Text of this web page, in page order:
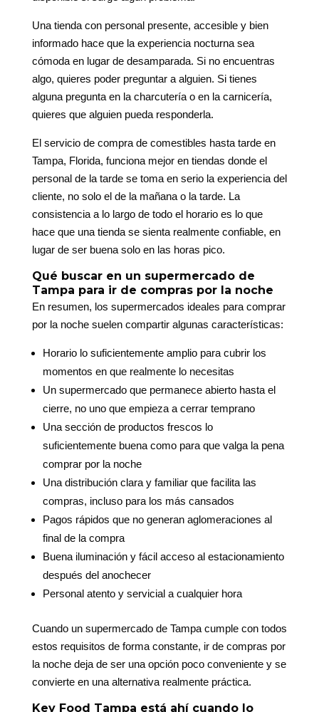
Una tienda con personal presente, accesible y bien
informado hace que la experiencia nocturna sea
cómoda en lugar de desamparada. Si no encuentras
algo, quieres poder preguntar a alguien. Si tienes
alguna pregunta en la charcutería o en la carnicería,
quieres que alguien pueda responderla.
El servicio de compra de comestibles hasta tarde en
Tampa, Florida, funciona mejor en tiendas donde el
personal de la tarde se toma en serio la experiencia del
cliente, no solo el de la mañana o la tarde. La
consistencia a lo largo de todo el horario es lo que
hace que una tienda se sienta realmente confiable, en
lugar de ser buena solo en las horas pico.
Qué buscar en un supermercado de
Tampa para ir de compras por la noche
En resumen, los supermercados ideales para comprar
por la noche suelen compartir algunas características:
Horario lo suficientemente amplio para cubrir los
momentos en que realmente lo necesitas
Un supermercado que permanece abierto hasta el
cierre, no uno que empieza a cerrar temprano
Una sección de productos frescos lo
suficientemente buena como para que valga la pena
comprar por la noche
Una distribución clara y familiar que facilita las
compras, incluso para los más cansados
Pagos rápidos que no generan aglomeraciones al
final de la compra
Buena iluminación y fácil acceso al estacionamiento
después del anochecer
Personal atento y servicial a cualquier hora
Cuando un supermercado de Tampa cumple con todos
estos requisitos de forma constante, ir de compras por
la noche deja de ser una opción poco conveniente y se
convierte en una alternativa realmente práctica.
Key Food Tampa está ahí cuando lo